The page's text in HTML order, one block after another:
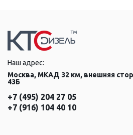
Наш адрес:
Москва, МКАД 32 км, внешняя
43Б
+7 (495) 204 27 05
+7 (916) 104 40 10